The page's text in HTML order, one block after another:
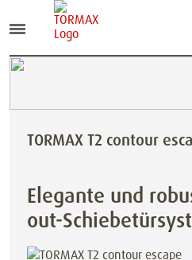
TORMAX T2 contour
Elegante und
out-